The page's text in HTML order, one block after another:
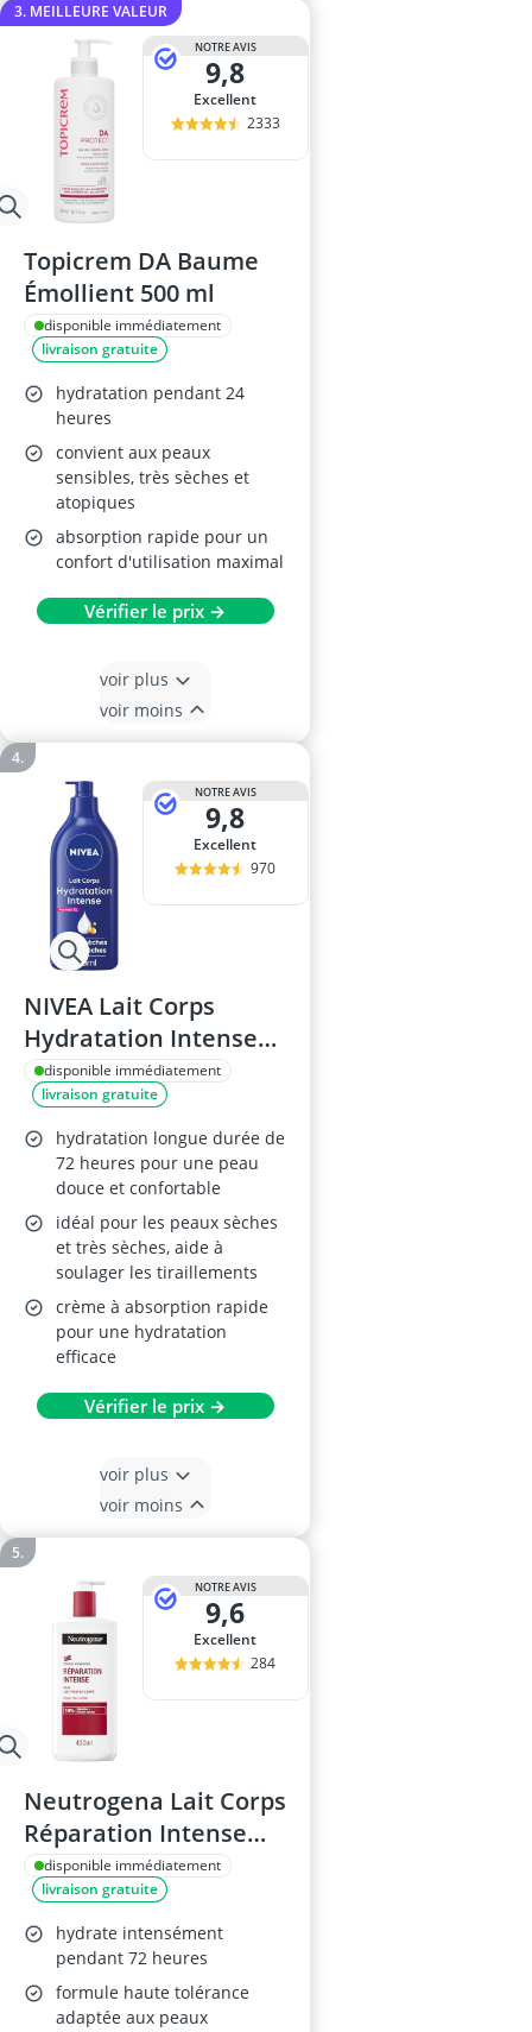
3. MEILLEURE VALEUR
NOTRE AVIS
9,8
Excellent
2333
Topicrem DA Baume
Émollient 500 ml
disponible immédiatement
livraison gratuite
hydratation pendant 24
heures
convient aux peaux
sensibles, très sèches et
atopiques
absorption rapide pour un
confort d'utilisation maximal
Vérifier le prix →
voir plus
voir moins
NOTRE AVIS
9,8
Excellent
970
NIVEA Lait Corps
Hydratation Intense
625 ml
disponible immédiatement
livraison gratuite
hydratation longue durée de
72 heures pour une peau
douce et confortable
idéal pour les peaux sèches
et très sèches, aide à
soulager les tiraillements
crème à absorption rapide
pour une hydratation
efficace
Vérifier le prix →
voir plus
voir moins
NOTRE AVIS
9,6
Excellent
284
Neutrogena Lait Corps
Réparation Intense
400ml
disponible immédiatement
livraison gratuite
hydrate intensément
pendant 72 heures
formule haute tolérance
adaptée aux peaux